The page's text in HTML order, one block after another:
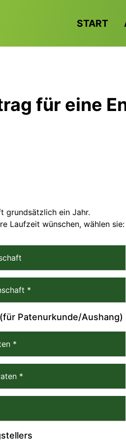
START
für eine
grundsätzlich ein Jahr.
Laufzeit wünschen, wählen sie:
*
Patenurkunde/Aushang)
*
*